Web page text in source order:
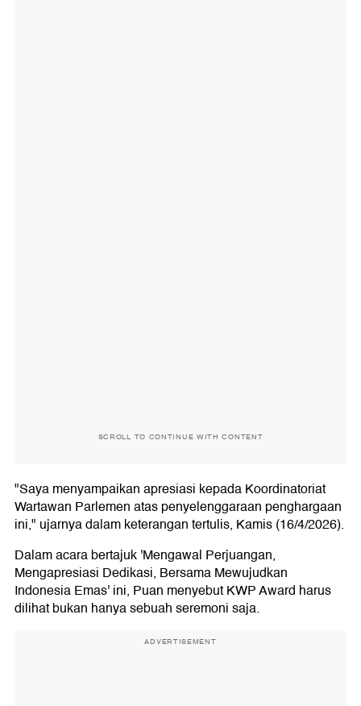
SCROLL TO CONTINUE WITH CONTENT
"Saya menyampaikan apresiasi kepada Koordinatoriat
Wartawan Parlemen atas penyelenggaraan penghargaan
ini," ujarnya dalam keterangan tertulis, Kamis (16/4/2026).
Dalam acara bertajuk 'Mengawal Perjuangan,
Mengapresiasi Dedikasi, Bersama Mewujudkan
Indonesia Emas' ini, Puan menyebut KWP Award harus
dilihat bukan hanya sebuah seremoni saja.
ADVERTISEMENT